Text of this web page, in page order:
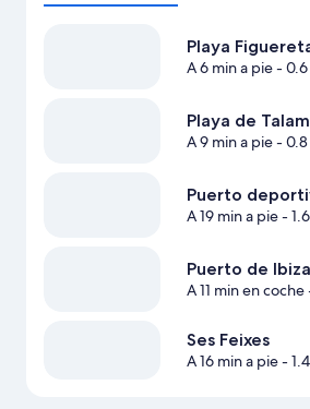
Playa
A 6 min a pie- 0.6
Playa de
A 9 min a pie- 0.8
Puerto
A 19 min a pie-
Puerto de Ibiza
A 11 min en coche
Ses Feixes
A 16 min a pie-